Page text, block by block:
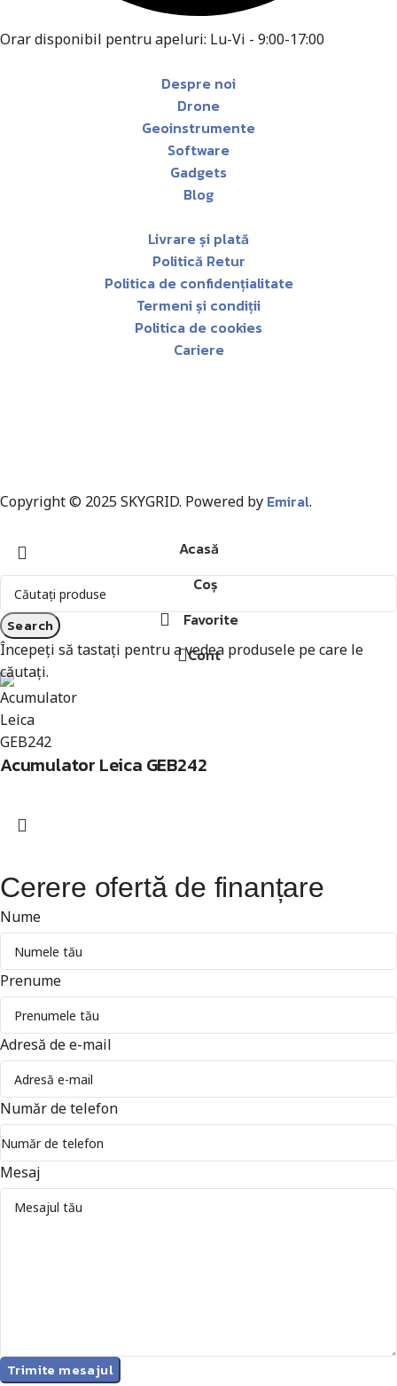
Orar disponibil pentru apeluri: Lu-Vi - 9:00-17:00
Despre noi
Drone
Geoinstrumente
Software
Gadgets
Blog
Livrare și plată
Politică Retur
Politica de confidențialitate
Termeni și condiții
Politica de cookies
Cariere
Copyright © 2025 SKYGRID. Powered by Emiral.
Search
Începeți să tastați pentru a vedea produsele pe care le
căutați.
Acasă
Coș
Favorite
Cont
Acumulator Leica GEB242
Cerere ofertă de finanțare
Nume
Prenume
Adresă de e-mail
Număr de telefon
Mesaj
Trimite mesajul